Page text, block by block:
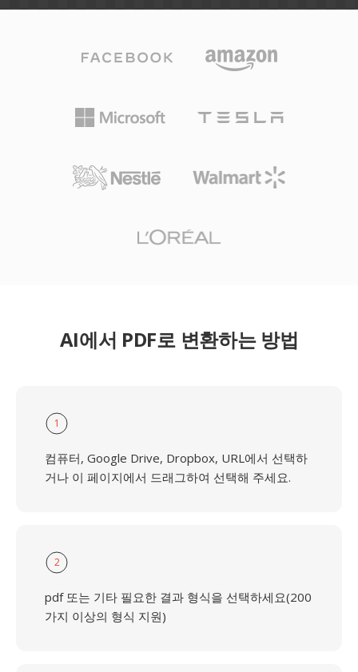
AI에서 PDF로 변환하는 방법
1
컴퓨터, Google Drive, Dropbox, URL에서 선택하
거나 이 페이지에서 드래그하여 선택해 주세요.
2
pdf 또는 기타 필요한 결과 형식을 선택하세요(200
가지 이상의 형식 지원)